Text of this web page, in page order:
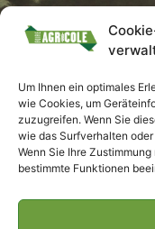
Um Ihnen ein optimales
wie Cookies, um
zuzugreifen. Wenn Sie
wie das Surfverhalten
Wenn Sie Ihre
bestimmte Funktionen